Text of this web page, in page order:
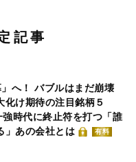
記事
へ！ バブルはまだ崩壊
け期待の注目銘柄５
時代に終止符を打つ「誰
」あの会社とは
有料